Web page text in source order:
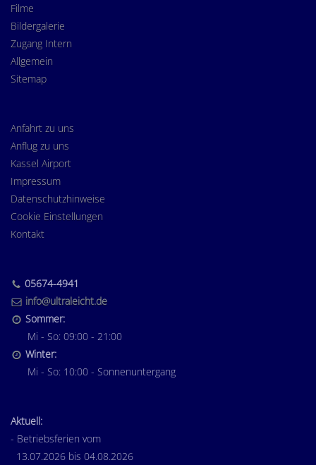
Filme
Bildergalerie
Zugang Intern
Allgemein
Sitemap
Anfahrt zu uns
Anflug zu uns
Kassel Airport
Impressum
Datenschutzhinweise
Cookie Einstellungen
Kontakt
05674-4941
info@ultraleicht.de
Sommer:
Mi - So: 09:00 - 21:00
Winter:
Mi - So: 10:00 - Sonnenuntergang
Aktuell:
- Betriebsferien vom
13.07.2026 bis 04.08.2026